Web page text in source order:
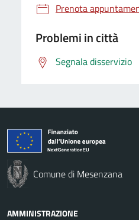
Prenota
Problemi in città
Segnala disservizio
Comune di Mesenzana
AMMINISTRAZIONE